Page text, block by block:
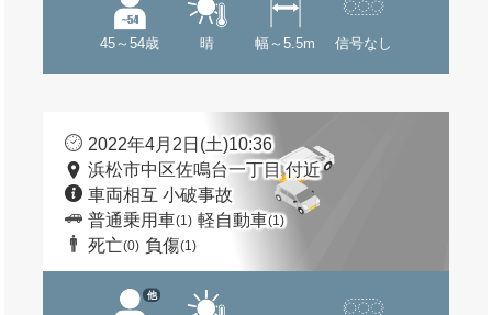
45～54歳 晴 幅～5.5m 信号なし
2022年4月2日(土)10:36
浜松市中区佐鳴台一丁目 付近
車両相互 小破事故
普通乗用車(1) 軽自動車(1)
死亡(0) 負傷(1)
他